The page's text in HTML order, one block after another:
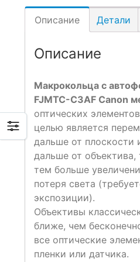
Описание Детали
Описание
Макрокольца с
FJMTC-C3AF Canon
оптических
целью является
дальше от плоскости
дальше от
тем больше
потеря света
экспозиции).
Объективы
ближе, чем
все оптические
пленки или датчика.